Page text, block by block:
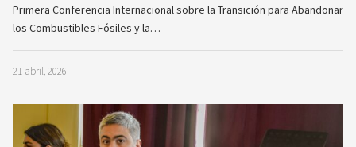
Primera Conferencia Internacional sobre la Transición para Abandonar
los Combustibles Fósiles y la…
21 abril, 2026